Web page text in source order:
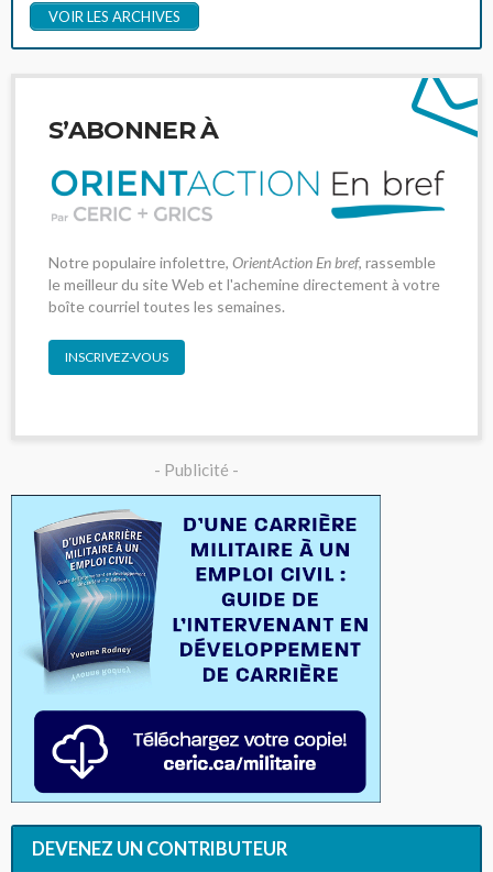
VOIR LES ARCHIVES
S’ABONNER À
Notre populaire infolettre, OrientAction En bref, rassemble
le meilleur du site Web et l'achemine directement à votre
boîte courriel toutes les semaines.
INSCRIVEZ-VOUS
- Publicité -
DEVENEZ UN CONTRIBUTEUR